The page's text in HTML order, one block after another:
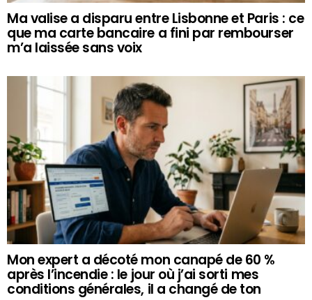
Ma valise a disparu entre Lisbonne et Paris : ce
que ma carte bancaire a fini par rembourser
m’a laissée sans voix
Mon expert a décoté mon canapé de 60 %
après l’incendie : le jour où j’ai sorti mes
conditions générales, il a changé de ton